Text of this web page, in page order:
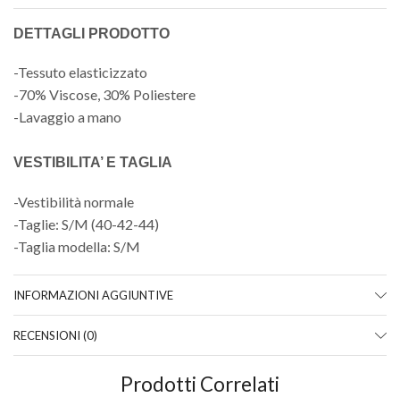
DETTAGLI PRODOTTO
-Tessuto elasticizzato
-70% Viscose, 30% Poliestere
-Lavaggio a mano
VESTIBILITA’ E TAGLIA
-Vestibilità normale
-Taglie: S/M (40-42-44)
-Taglia modella: S/M
INFORMAZIONI AGGIUNTIVE
RECENSIONI (0)
Prodotti Correlati